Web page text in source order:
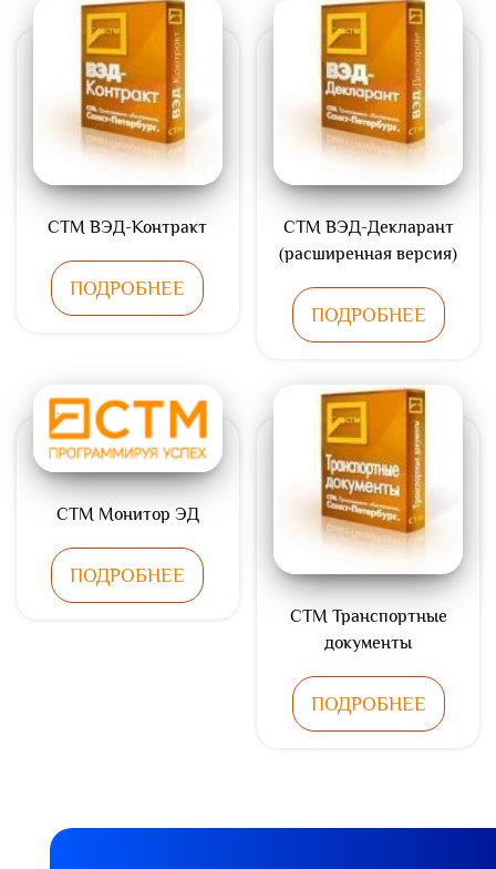
СТМ ВЭД-Контракт
ПОДРОБНЕЕ
СТМ ВЭД-Декларант
(расширенная версия)
ПОДРОБНЕЕ
СТМ Монитор ЭД
ПОДРОБНЕЕ
СТМ Транспортные
документы
ПОДРОБНЕЕ